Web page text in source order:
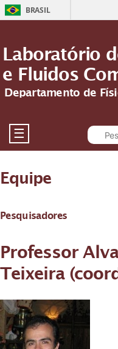
BRASIL
Laboratório
e Fluidos
Departamento de
☰
Equipe
Pesquisadores
Professor
Teixeira